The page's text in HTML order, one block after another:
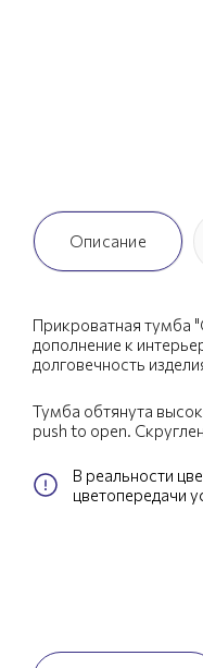
Описание
Прикроватная тумба
дополнение к
долговечность
Тумба обтянута
push to open.
В реальности
цветопередачи